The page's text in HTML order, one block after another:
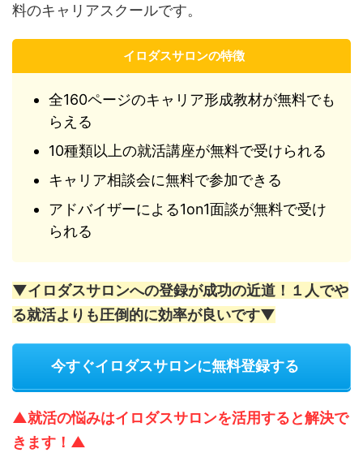
料のキャリアスクールです。
イロダスサロンの特徴
全160ページのキャリア形成教材が無料でも
らえる
10種類以上の就活講座が無料で受けられる
キャリア相談会に無料で参加できる
アドバイザーによる1on1面談が無料で受け
られる
▼イロダスサロンへの登録が成功の近道！１人でや
る就活よりも圧倒的に効率が良いです▼
今すぐイロダスサロンに無料登録する
▲就活の悩みはイロダスサロンを活用すると解決で
きます！▲